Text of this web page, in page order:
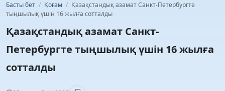
Басты бет / Қоғам / Қазақстандық азамат Санкт-Петербургте
тыңшылық үшін 16 жылға сотталды
Қазақстандық азамат Санкт-
Петербургте тыңшылық үшін 16 жылға
сотталды